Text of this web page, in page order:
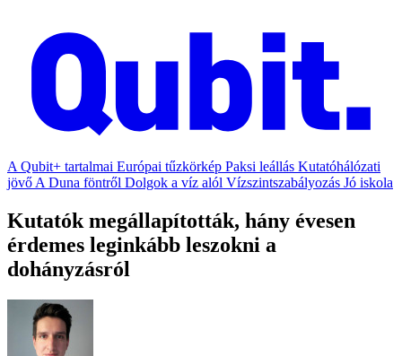
A Qubit+ tartalmai Európai tűzkörkép Paksi leállás Kutatóhálózati
jövő A Duna föntről Dolgok a víz alól Vízszintszabályozás Jó iskola
Kutatók megállapították, hány évesen
érdemes leginkább leszokni a
dohányzásról